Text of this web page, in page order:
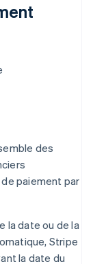
des
paiement par
la date ou de la
Stripe
la date du